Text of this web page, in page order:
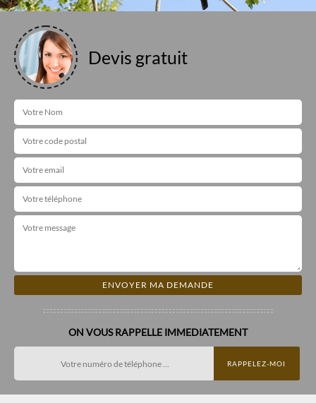
Devis gratuit
ON VOUS RAPPELLE IMMEDIATEMENT